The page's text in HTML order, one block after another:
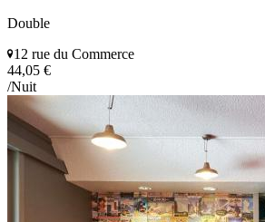
Double
12 rue du Commerce
44,05 €
/Nuit